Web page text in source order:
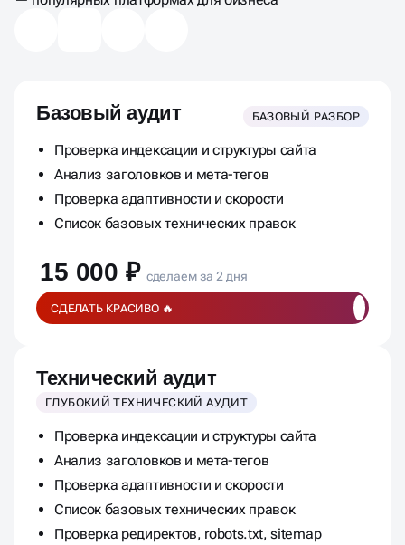
Разрабатываем сайты на WordPress, Bitrix, Laravel и Yii2
Базовый аудит БАЗОВЫЙ РАЗБОР
Проверка индексации и структуры сайта
Анализ заголовков и мета-тегов
Проверка адаптивности и скорости
15 000 ₽ сделаем за 2 дня
Технический аудит
ГЛУБОКИЙ ТЕХНИЧЕСКИЙ АУДИТ
Проверка индексации и структуры сайта
Анализ заголовков и мета-тегов
Проверка адаптивности и скорости
Список базовых технических правок